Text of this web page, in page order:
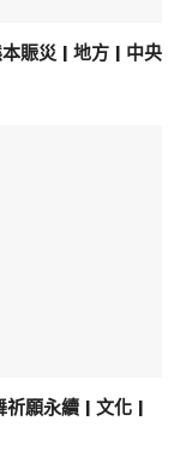
賑災 | 地方 | 中央
願永續 | 文化 |